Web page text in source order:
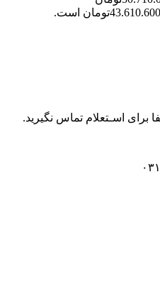
اسـتعلام تماس نگیرید.